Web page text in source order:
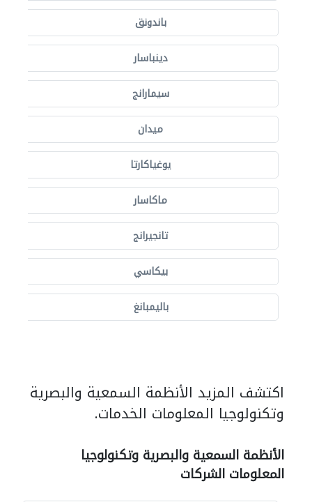
باندونق
دينباسار
سيمارانج
ميدان
يوغياكارتا
ماكاسار
تانجيرانج
بيكاسي
باليمبانغ
اكتشف المزيد الأنظمة السمعية والبصرية
وتكنولوجيا المعلومات الخدمات.
الأنظمة السمعية والبصرية وتكنولوجيا
المعلومات الشركات